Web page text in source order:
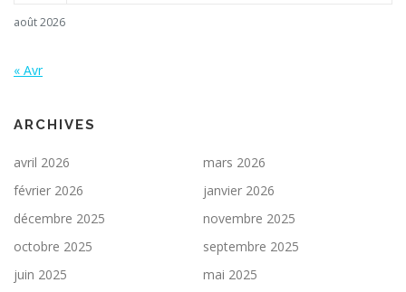
août 2026
« Avr
ARCHIVES
avril 2026
mars 2026
février 2026
janvier 2026
décembre 2025
novembre 2025
octobre 2025
septembre 2025
juin 2025
mai 2025